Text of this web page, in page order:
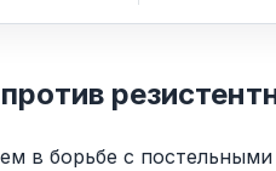
в борьбе с